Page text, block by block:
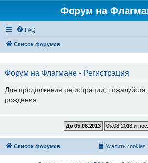
Форум на
FAQ
Список форумов
Форум на Флагмане - Регистрация
Для продолжения регистрации,
рождения.
Список форумов Удалить cookies